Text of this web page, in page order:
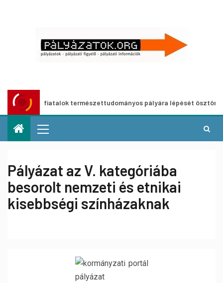
fiatalok természettudományos pályára lépését ösztönző, meglévő
Pályázat az V. kategóriába
besorolt nemzeti és etnikai
kisebbségi színházaknak